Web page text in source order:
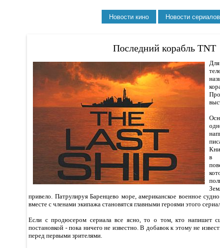
Последний корабль TNT
в
привело. Патрулируя Баренцево море, американское военное
вместе с членами экипажа становятся главными героями этого
Если с продюсером сериала все ясно, то о том, кто напишет
постановкой - пока ничего не известно. В добавок к этому не
перед первыми зрителями.